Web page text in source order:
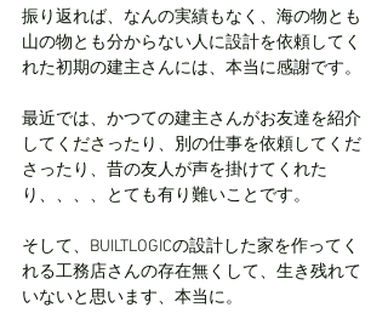
振り返れば、なんの実績もなく、海の物とも
山の物とも分からない人に設計を依頼してく
れた初期の建主さんには、本当に感謝です。
最近では、かつての建主さんがお友達を紹介
してくださったり、別の仕事を依頼してくだ
さったり、昔の友人が声を掛けてくれた
り、、、、とても有り難いことです。
そして、BUILTLOGICの設計した家を作ってく
れる工務店さんの存在無くして、生き残れて
いないと思います、本当に。